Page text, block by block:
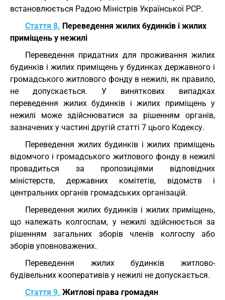
встановлюється Радою Міністрів Української РСР.
Стаття 8. Переведення жилих будинків і жилих
приміщень у нежилі
Переведення придатних для проживання жилих
будинків і жилих приміщень у будинках державного і
громадського житлового фонду в нежилі, як правило,
не допускається. У виняткових випадках
переведення жилих будинків і жилих приміщень у
нежилі може здійснюватися за рішенням органів,
зазначених у частині другій статті 7 цього Кодексу.
Переведення жилих будинків і жилих приміщень
відомчого і громадського житлового фонду в нежилі
провадиться за пропозиціями відповідних
міністерств, державних комітетів, відомств і
центральних органів громадських організацій.
Переведення жилих будинків і жилих приміщень,
що належать колгоспам, у нежилі здійснюється за
рішенням загальних зборів членів колгоспу або
зборів уповноважених.
Переведення жилих будинків житлово-
будівельних кооперативів у нежилі не допускається.
Стаття 9. Житлові права громадян